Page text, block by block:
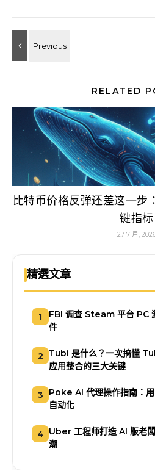
RELATED
比特币价格反弹还差这一步
键指标
27 7 月,
精選文章
1
FBI 调查 Steam 平台 PC
件
2
Tubi 是什么？一次搞懂
应用整合的三大关键
3
Poke AI 代理操作指南：
自动化
4
Uber 工程师打造 AI 版老
潮